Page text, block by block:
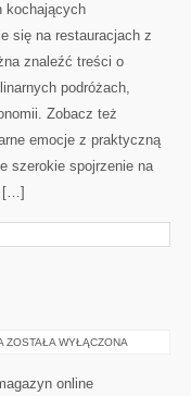
kochających
się na restauracjach z
znaleźć treści o
podróżach,
Zobacz też
emocje z praktyczną
szerokie spojrzenie na
[…]
CHOROBY
ZOSTAŁA WYŁĄCZONA
online